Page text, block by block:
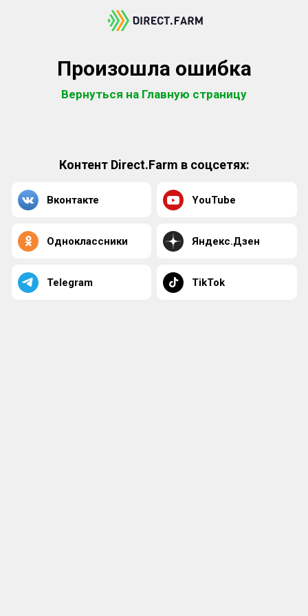
Произошла ошибка
Вернуться на Главную страницу
Контент Direct.Farm в соцсетях:
Вконтакте YouTube
Одноклассники Яндекс.Дзен
Telegram TikTok